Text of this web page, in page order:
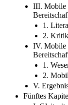
III. Mobile
1.
2. Kritik
IV. Mobile
1.
2.
V.
Fünftes